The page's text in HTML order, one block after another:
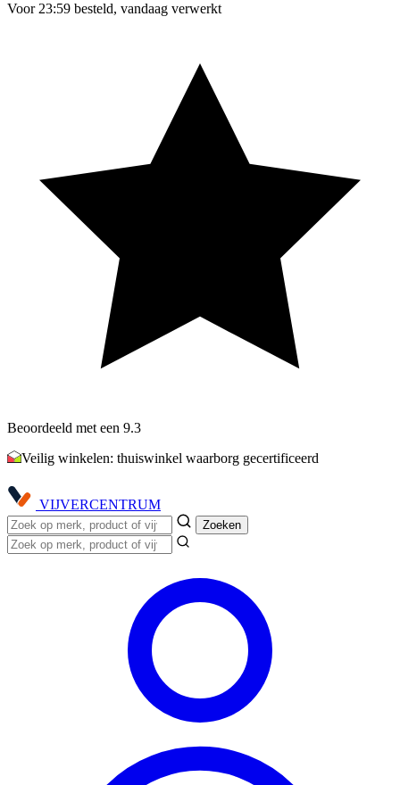
Voor 23:59 besteld, vandaag verwerkt
Beoordeeld met een 9.3
Veilig winkelen: thuiswinkel waarborg gecertificeerd
VIJVERCENTRUM
Zoeken